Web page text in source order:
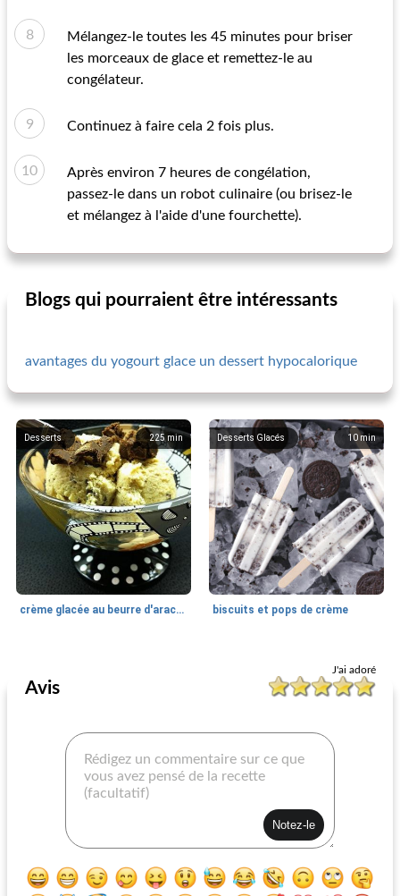
Mélangez-le toutes les 45 minutes pour briser
les morceaux de glace et remettez-le au
congélateur.
Continuez à faire cela 2 fois plus.
Après environ 7 heures de congélation,
passez-le dans un robot culinaire (ou brisez-le
et mélangez à l'aide d'une fourchette).
Blogs qui pourraient être intéressants
avantages du yogourt glace un dessert hypocalorique
225 min
Desserts
crème glacée au beurre d'arachide reese's® fait maison
10 min
Desserts Glacés
biscuits et pops de crème
tarte glace sundae soda au chocolat et au café
J'ai adoré
Avis